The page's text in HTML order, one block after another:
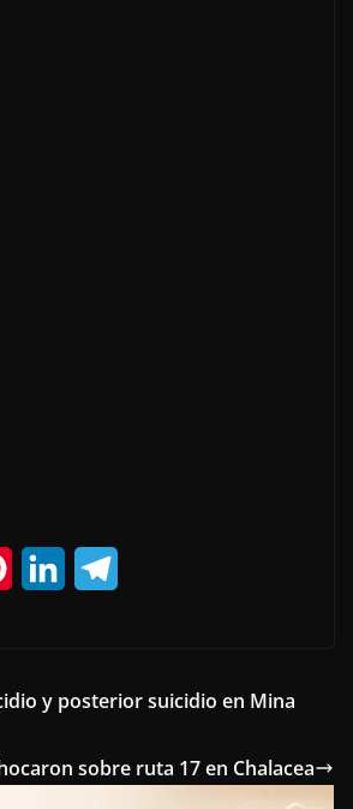
t
r
k
d
e
r
y posterior suicidio en Mina
sobre ruta 17 en Chalacea